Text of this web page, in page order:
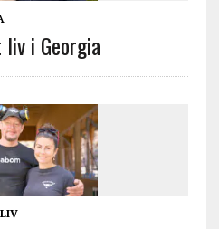
i Georgia